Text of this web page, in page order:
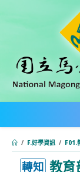
內
/ F.好學資訊 / F01.
轉知 教育